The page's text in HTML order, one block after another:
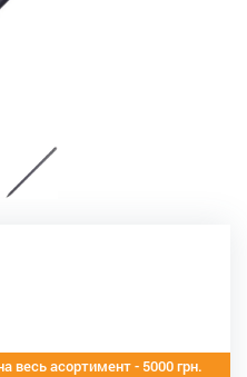
весь асортимент - 5000 грн.